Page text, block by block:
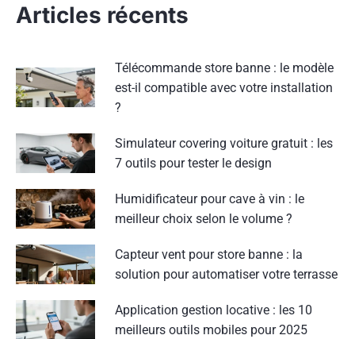
Articles récents
Télécommande store banne : le modèle
est-il compatible avec votre installation
?
Simulateur covering voiture gratuit : les
7 outils pour tester le design
Humidificateur pour cave à vin : le
meilleur choix selon le volume ?
Capteur vent pour store banne : la
solution pour automatiser votre terrasse
Application gestion locative : les 10
meilleurs outils mobiles pour 2025